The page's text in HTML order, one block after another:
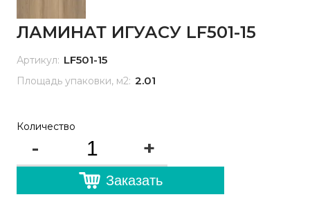
ЛАМИНАТ ИГУАСУ LF501-15
Артикул: LF501-15
Площадь упаковки, м2: 2.01
Количество
- +
Заказать